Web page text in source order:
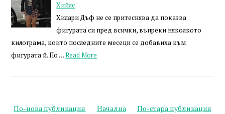
Хийлс
Хилари Дъф не се притеснява да показва
фигурата си пред всички, въпреки няколкото
килограма, които последните месеци се добавиха към
фигурата й. По …Read More
По-нова публикация По-стара публикация
Начална